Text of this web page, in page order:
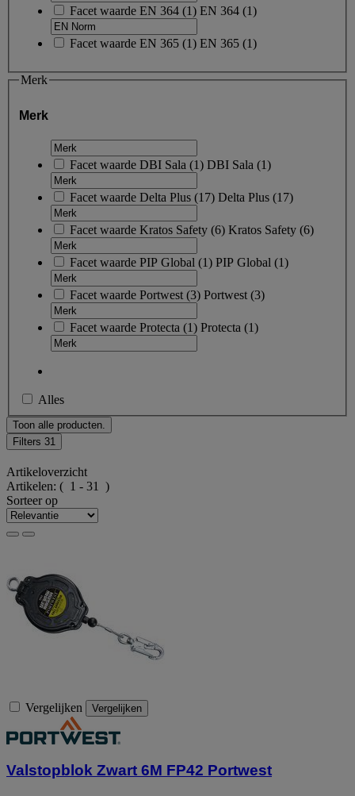
Facet waarde EN 364 (1) EN 364 (1)
Facet waarde EN 365 (1) EN 365 (1)
Merk
Merk
Facet waarde DBI Sala (1) DBI Sala (1)
Facet waarde Delta Plus (17) Delta Plus (17)
Facet waarde Kratos Safety (6) Kratos Safety (6)
Facet waarde PIP Global (1) PIP Global (1)
Facet waarde Portwest (3) Portwest (3)
Facet waarde Protecta (1) Protecta (1)
Alles
Toon alle producten.
Filters 31
Artikeloverzicht
Artikelen: ( 1 - 31 )
Sorteer op
Vergelijken Vergelijken
Valstopblok Zwart 6M FP42 Portwest